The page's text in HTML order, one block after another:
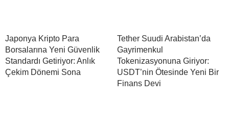
Japonya Kripto Para
Borsalarına Yeni Güvenlik
Standardı Getiriyor: Anlık
Çekim Dönemi Sona
Tether Suudi Arabistan’da
Gayrimenkul
Tokenizasyonuna Giriyor:
USDT’nin Ötesinde Yeni Bir
Finans Devi